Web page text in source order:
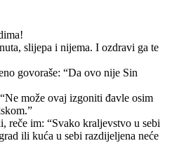
slijepa i nijema. I ozdravi ga te
govoraše: “Da ovo nije Sin
može ovaj izgoniti đavle osim
reče im: “Svako kraljevstvo u sebi
ili kuća u sebi razdijeljena neće